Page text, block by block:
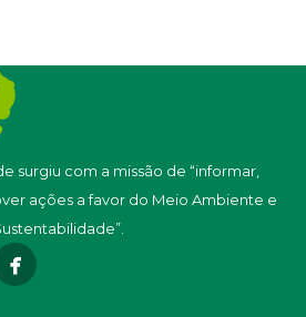
surgiu com a missão de “informar,
ações a favor do Meio Ambiente e